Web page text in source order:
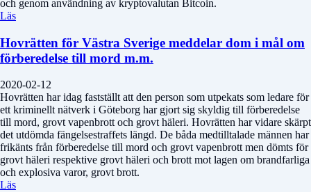
och genom användning av kryptovalutan Bitcoin.
Läs
Hovrätten för Västra Sverige meddelar dom i mål om
förberedelse till mord m.m.
2020-02-12
Hovrätten har idag fastställt att den person som utpekats som ledare för
ett kriminellt nätverk i Göteborg har gjort sig skyldig till förberedelse
till mord, grovt vapenbrott och grovt häleri. Hovrätten har vidare skärpt
det utdömda fängelsestraffets längd. De båda medtilltalade männen har
frikänts från förberedelse till mord och grovt vapenbrott men dömts för
grovt häleri respektive grovt häleri och brott mot lagen om brandfarliga
och explosiva varor, grovt brott.
Läs